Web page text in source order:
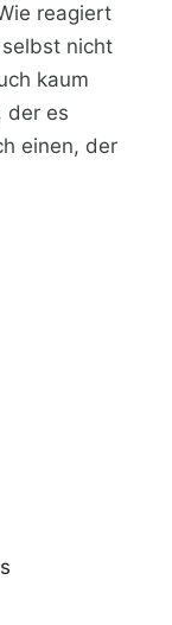
reagiert
nicht
kaum
der es
einen, der